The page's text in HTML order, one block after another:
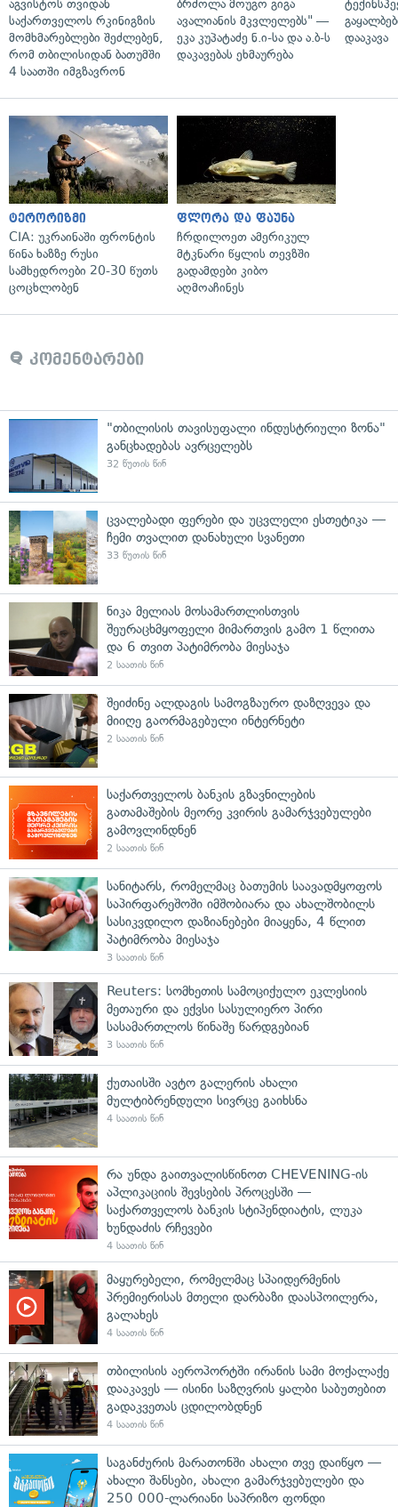
აგვისტოს თვიდან
საქართველოს რკინიგზის
მომხმარებლები შეძლებენ,
რომ თბილისიდან ბათუმში
4 საათში იმგზავრონ
ბრძოლა მოუგო გიგა
ავალიანის მკვლელებს" —
ეკა კუპატაძე ნ.ი-სა და ა.ბ-ს
დაკავებას ეხმაურება
დააკავა
ტერორიზმი
CIA: უკრაინაში ფრონტის
წინა ხაზზე რუსი
სამხედროები 20-30 წუთს
ცოცხლობენ
ფლორა და ფაუნა
ჩრდილოეთ ამერიკულ
მტკნარი წყლის თევზში
გადამდები კიბო
აღმოაჩინეს
კომენტარები
"თბილისის თავისუფალი ინდუსტრიული ზონა"
განცხადებას ავრცელებს
32 წუთის წინ
ცვალებადი ფერები და უცვლელი ესთეტიკა —
ჩემი თვალით დანახული სვანეთი
33 წუთის წინ
ნიკა მელიას მოსამართლისთვის
შეურაცხმყოფელი მიმართვის გამო 1 წლითა
და 6 თვით პატიმრობა მიესაჯა
2 საათის წინ
შეიძინე ალდაგის სამოგზაურო დაზღვევა და
მიიღე გაორმაგებული ინტერნეტი
2 საათის წინ
საქართველოს ბანკის გზავნილების
გათამაშების მეორე კვირის გამარჯვებულები
გამოვლინდნენ
2 საათის წინ
სანიტარს, რომელმაც ბათუმის საავადმყოფოს
საპირფარეშოში იმშობიარა და ახალშობილს
სასიკვდილო დაზიანებები მიაყენა, 4 წლით
პატიმრობა მიესაჯა
3 საათის წინ
Reuters: სომხეთის სამოციქულო ეკლესიის
მეთაური და ექვსი სასულიერო პირი
სასამართლოს წინაშე წარდგებიან
3 საათის წინ
ქუთაისში ავტო გალერის ახალი
მულტიბრენდული სივრცე გაიხსნა
4 საათის წინ
რა უნდა გაითვალისწინოთ CHEVENING-ის
აპლიკაციის შევსების პროცესში —
საქართველოს ბანკის სტიპენდიატის, ლუკა
ხუნდაძის რჩევები
4 საათის წინ
მაყურებელი, რომელმაც სპაიდერმენის
პრემიერისას მთელი დარბაზი დაასპოილერა,
გალახეს
4 საათის წინ
თბილისის აეროპორტში ირანის სამი მოქალაქე
დააკავეს — ისინი საზღვრის ყალბი საბუთებით
გადაკვეთას ცდილობდნენ
4 საათის წინ
საგანძურის მარათონში ახალი თვე დაიწყო —
ახალი შანსები, ახალი გამარჯვებულები და
250 000-ლარიანი საპრიზო ფონდი